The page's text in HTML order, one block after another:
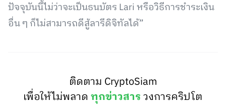
ปัจจุบันนี้ไม่ว่าจะเป็นธนบัตร Lari หรือวิธีการชำระเงิน
อื่น ๆ ก็ไม่สามารถดีสู้ลารีดิจิทัลได้”
ติดตาม CryptoSiam
เพื่อให้ไม่พลาดทุกข่าวสารวงการคริปโต